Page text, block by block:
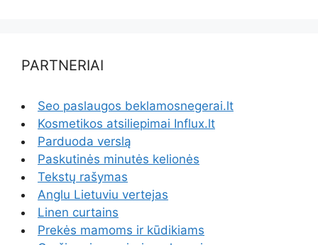
PARTNERIAI
Seo paslaugos beklamosnegerai.lt
Kosmetikos atsiliepimai Influx.lt
Parduoda verslą
Paskutinės minutės kelionės
Tekstų rašymas
Anglu Lietuviu vertejas
Linen curtains
Prekės mamoms ir kūdikiams